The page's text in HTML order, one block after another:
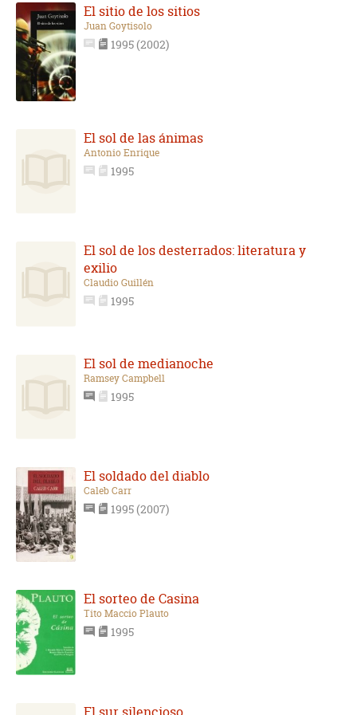
El sitio de los sitios
Juan Goytisolo
1995 (2002)
El sol de las ánimas
Antonio Enrique
1995
El sol de los desterrados: literatura y
exilio
Claudio Guillén
1995
El sol de medianoche
Ramsey Campbell
1995
El soldado del diablo
Caleb Carr
1995 (2007)
El sorteo de Casina
Tito Maccio Plauto
1995